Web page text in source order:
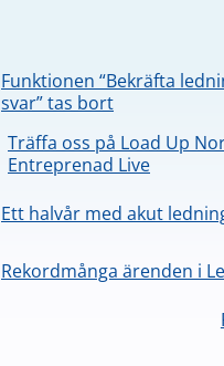
Funktionen “Bekräfta
svar” tas bort
Träffa oss på Load Up
Entreprenad Live
Ett halvår med akut
Rekordmånga ärenden i